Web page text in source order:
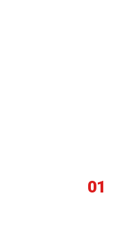
01